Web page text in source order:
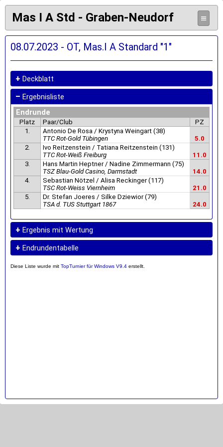
Mas I A Std - Graben-Neudorf ≡
08.07.2023 - OT, Mas.I A Standard "1"
+ Deckblatt
– Ergebnisliste
Endrunde
Platz Paar/Club
PZ
1.
Antonio De Rosa / Krystyna Weingart (38)
TTC Rot-Gold Tübingen
5.0
2.
Ivo Reitzenstein / Tatiana Reitzenstein (131)
TTC Rot-Weiß Freiburg
11.0
3.
Hans Martin Heptner / Nadine Zimmermann (75)
TSZ Blau-Gold Casino, Darmstadt
14.0
4.
Sebastian Nötzel / Alisa Reckinger (117)
TSC Rot-Weiss Viernheim
21.0
5.
Dr. Stefan Joeres / Silke Dziewior (79)
TSA d. TUS Stuttgart 1867
24.0
+ Ergebnis mit Wertung
+ Endrundentabelle
Diese Liste wurde mit TopTurnier für Windows V9.4 erstellt.